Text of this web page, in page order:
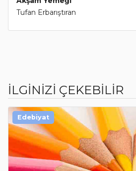
Tufan Erbarıştıran
İLGİNİZİ ÇEKEBİLİR
Edebiyat